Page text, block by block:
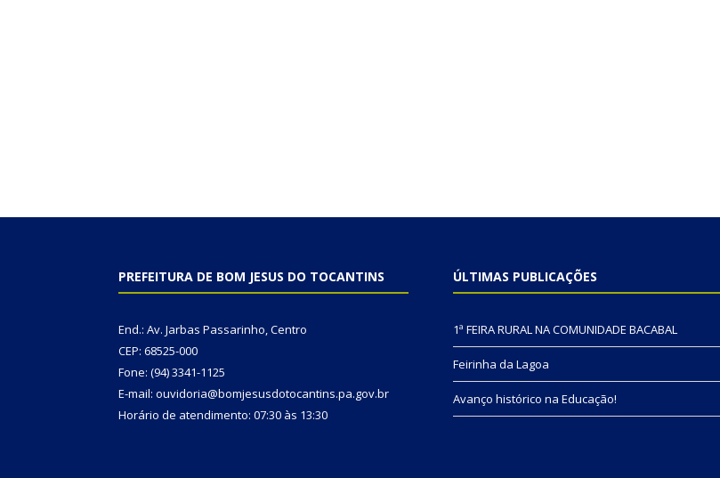
PREFEITURA DE BOM JESUS DO TOCANTINS
End.: Av. Jarbas Passarinho, Centro
CEP: 68525-000
Fone: (94) 3341-1125
E-mail: ouvidoria@bomjesusdotocantins.pa.gov.br
Horário de atendimento: 07:30 às 13:30
ÚLTIMAS PUBLICAÇÕES
1ª FEIRA RURAL NA COMUNIDADE BACABAL
Feirinha da Lagoa
Avanço histórico na Educação!